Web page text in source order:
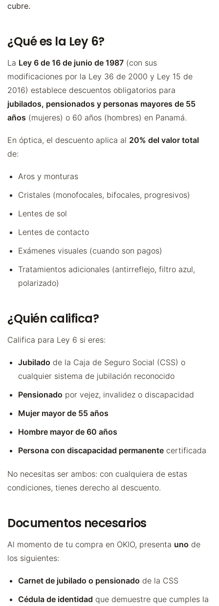
cubre.
¿Qué es la Ley 6?
La Ley 6 de 16 de junio de 1987 (con sus
modificaciones por la Ley 36 de 2000 y Ley 15 de
2016) establece descuentos obligatorios para
jubilados, pensionados y personas mayores de 55
años (mujeres) o 60 años (hombres) en Panamá.
En óptica, el descuento aplica al 20% del valor total
de:
Aros y monturas
Cristales (monofocales, bifocales, progresivos)
Lentes de sol
Lentes de contacto
Exámenes visuales (cuando son pagos)
Tratamientos adicionales (antirreflejo, filtro azul,
polarizado)
¿Quién califica?
Califica para Ley 6 si eres:
Jubilado de la Caja de Seguro Social (CSS) o
cualquier sistema de jubilación reconocido
Pensionado por vejez, invalidez o discapacidad
Mujer mayor de 55 años
Hombre mayor de 60 años
Persona con discapacidad permanente certificada
No necesitas ser ambos: con cualquiera de estas
condiciones, tienes derecho al descuento.
Documentos necesarios
Al momento de tu compra en OKIO, presenta uno de
los siguientes:
Carnet de jubilado o pensionado de la CSS
Cédula de identidad que demuestre que cumples la